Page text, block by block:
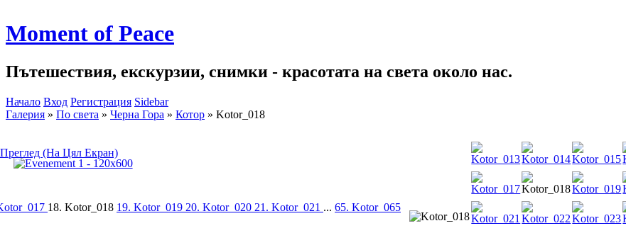
Moment of Peace
Пътешествия, екскурзии, снимки - красотата на света около нас.
Начало Вход Регистрация Sidebar
Галерия » По света » Черна Гора » Котор » Kotor_018
Преглед (На Цял Екран)
18. Kotor_018 19. Kotor_019 20. Kotor_020 21. Kotor_021 ... 65. Kotor_065